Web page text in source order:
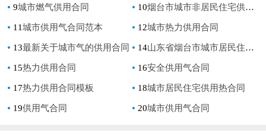
9城市燃气供用合同 10烟台市城市非居民住宅供用热合同
11城市供用气合同范本 12城市热力供用合同
13最新关于城市气的供用合同 14山东省烟台市城市居民住宅供用热合同
15热力供用合同 16安全供用气合同
17热力供用合同模板 18城市居民住宅供用热合同
19供用气合同 20城市供用气合同